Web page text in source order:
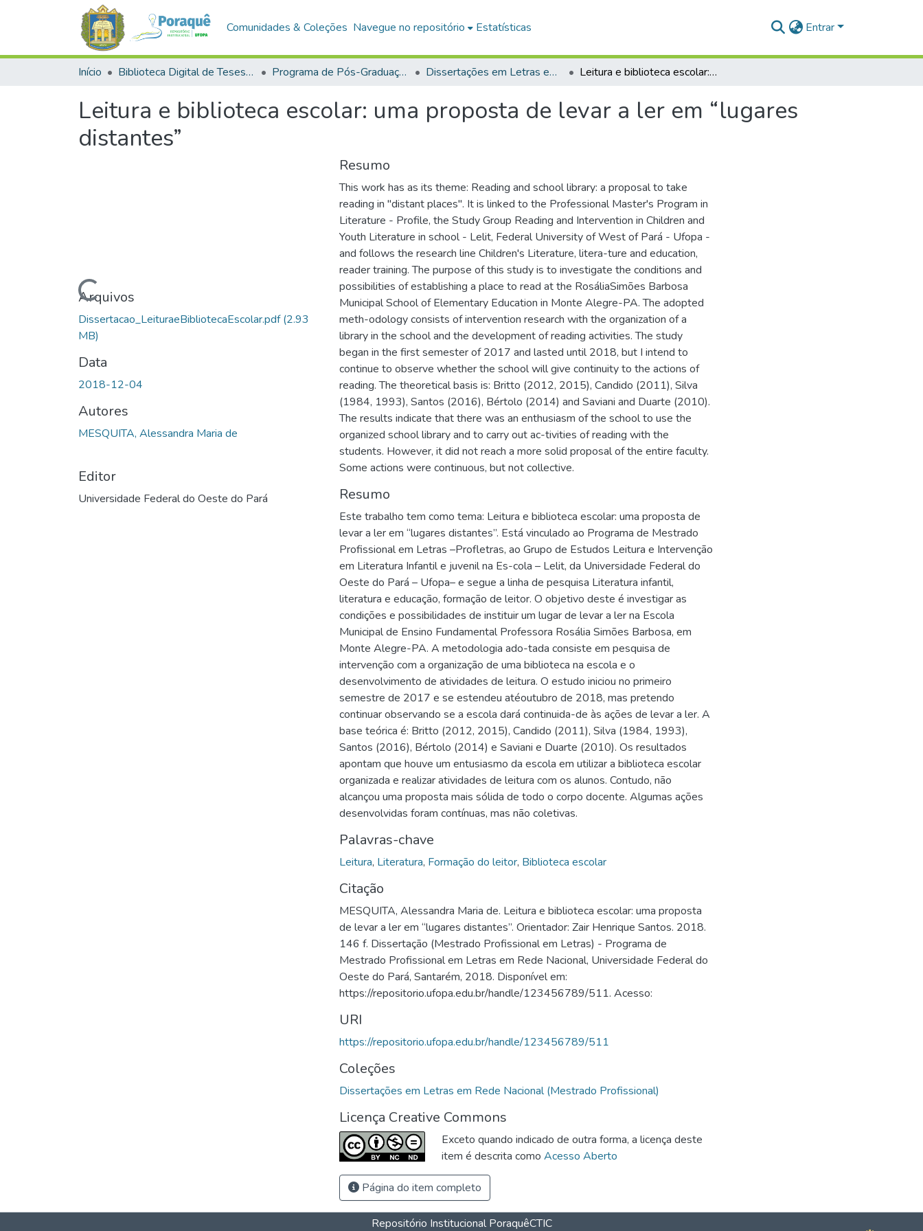
Comunidades & Coleções Navegue no repositório Estatísticas Entrar
Início Biblioteca Digital de Teses e Dissertações (BDTD) Programa de Pós-Graduação em Mestrado Profissional em Letras em Rede Nacional (PROFLETRAS) Dissertações em Letras em Rede Nacional (Mestrado Profissional) Leitura e biblioteca escolar: uma proposta de levar a ler em “lugares distantes”
Leitura e biblioteca escolar: uma proposta de levar a ler em “lugares
distantes”
Carregando...Arquivos
Dissertacao_LeituraeBibliotecaEscolar.pdf(2.93
MB)
Data
2018-12-04
Autores
MESQUITA, Alessandra Maria de
Editor
Universidade Federal do Oeste do Pará
Resumo
This work has as its theme: Reading and school library: a proposal to take
reading in "distant places". It is linked to the Professional Master's Program in
Literature - Profile, the Study Group Reading and Intervention in Children and
Youth Literature in school - Lelit, Federal University of West of Pará - Ufopa -
and follows the research line Children's Literature, litera-ture and education,
reader training. The purpose of this study is to investigate the conditions and
possibilities of establishing a place to read at the RosáliaSimões Barbosa
Municipal School of Elementary Education in Monte Alegre-PA. The adopted
meth-odology consists of intervention research with the organization of a
library in the school and the development of reading activities. The study
began in the first semester of 2017 and lasted until 2018, but I intend to
continue to observe whether the school will give continuity to the actions of
reading. The theoretical basis is: Britto (2012, 2015), Candido (2011), Silva
(1984, 1993), Santos (2016), Bértolo (2014) and Saviani and Duarte (2010).
The results indicate that there was an enthusiasm of the school to use the
organized school library and to carry out ac-tivities of reading with the
students. However, it did not reach a more solid proposal of the entire faculty.
Some actions were continuous, but not collective.
Resumo
Este trabalho tem como tema: Leitura e biblioteca escolar: uma proposta de
levar a ler em “lugares distantes”. Está vinculado ao Programa de Mestrado
Profissional em Letras –Profletras, ao Grupo de Estudos Leitura e Intervenção
em Literatura Infantil e juvenil na Es-cola – Lelit, da Universidade Federal do
Oeste do Pará – Ufopa– e segue a linha de pesquisa Literatura infantil,
literatura e educação, formação de leitor. O objetivo deste é investigar as
condições e possibilidades de instituir um lugar de levar a ler na Escola
Municipal de Ensino Fundamental Professora Rosália Simões Barbosa, em
Monte Alegre-PA. A metodologia ado-tada consiste em pesquisa de
intervenção com a organização de uma biblioteca na escola e o
desenvolvimento de atividades de leitura. O estudo iniciou no primeiro
semestre de 2017 e se estendeu atéoutubro de 2018, mas pretendo
continuar observando se a escola dará continuida-de às ações de levar a ler. A
base teórica é: Britto (2012, 2015), Candido (2011), Silva (1984, 1993),
Santos (2016), Bértolo (2014) e Saviani e Duarte (2010). Os resultados
apontam que houve um entusiasmo da escola em utilizar a biblioteca escolar
organizada e realizar atividades de leitura com os alunos. Contudo, não
alcançou uma proposta mais sólida de todo o corpo docente. Algumas ações
desenvolvidas foram contínuas, mas não coletivas.
Palavras-chave
Leitura, Literatura, Formação do leitor, Biblioteca escolar
Citação
MESQUITA, Alessandra Maria de. Leitura e biblioteca escolar: uma proposta
de levar a ler em “lugares distantes”. Orientador: Zair Henrique Santos. 2018.
146 f. Dissertação (Mestrado Profissional em Letras) - Programa de
Mestrado Profissional em Letras em Rede Nacional, Universidade Federal do
Oeste do Pará, Santarém, 2018. Disponível em:
https://repositorio.ufopa.edu.br/handle/123456789/511. Acesso:
URI
https://repositorio.ufopa.edu.br/handle/123456789/511
Coleções
Dissertações em Letras em Rede Nacional (Mestrado Profissional)
Licença Creative Commons
Exceto quando indicado de outra forma, a licença deste
item é descrita como Acesso Aberto
Página do item completo
Repositório Institucional PoraquêCTIC